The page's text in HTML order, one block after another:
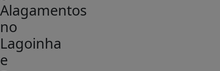
Alagamentos
no
Lagoinha
e